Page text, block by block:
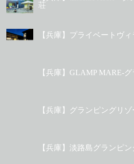
荘
【兵庫】プライベートヴ
【兵庫】GLAMP MARE-
【兵庫】グランピングリ
【兵庫】淡路島グランピ